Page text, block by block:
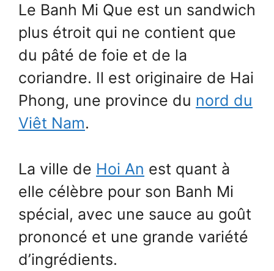
Le Banh Mi Que est un sandwich
plus étroit qui ne contient que
du pâté de foie et de la
coriandre. Il est originaire de Hai
Phong, une province du nord du
Viêt Nam.
La ville de Hoi An est quant à
elle célèbre pour son Banh Mi
spécial, avec une sauce au goût
prononcé et une grande variété
d’ingrédients.